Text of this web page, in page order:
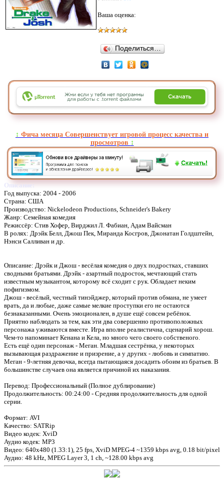
Ваша оценка:
Поделиться…
↕️ Фича месяца Совершенствует игровой процесс качества и
просмотров ↕️
Описание:
Год выпуска: 2004 - 2006
Страна: США
Производство: Nickelodeon Productions, Schneider's Bakery
Жанр: Семейная комедия
Режиссёр: Стив Хофер, Вирджил Л. Фабиан, Адам Вайсман
В ролях: Дрэйк Белл, Джош Пек, Миранда Косгров, Джонатан Голдштейн,
Нэнси Салливан и др.
Описание: Дрэйк и Джош - весёлая комедия о двух подростках, ставших
сводными братьями. Дрэйк - азартный подросток, мечтающий стать
известным музыкантом, которому всё сходит с рук. Обладает неким
пофигизмом.
Джош - весёлый, честный тинэйджер, который против обмана, не умеет
врать, да и любые, даже самые мелкие проступки его не остаются
безнаказанными. Очень эмоционален, в душе ещё совсем ребёнок.
Приятно наблюдать за тем, как эти два совершенно противоположных
персонажа уживаются вместе. Игра вполне реалистична, сценарий хорош.
Чем-то напоминает Кенана и Кела, но много чего своего собственого.
Есть ещё один персонаж - Меган. Младшая сестрёнка, у некоторых
вызывающая раздражение и призрение, а у других - любовь и симпатию.
Меган - 9-летняя девочка, всегда пытающаяся досадить обоим из братьев. В
большинстве случаев она является причиной их наказания.
Перевод: Профессиональный (Полное дублирование)
Продолжительность: 00:24:00 - Средняя продолжительность для одной
серии.
Формат: AVI
Качество: SATRip
Видео кодек: XviD
Аудио кодек: MP3
Видео: 640x480 (1.33:1), 25 fps, XviD MPEG-4 ~1359 kbps avg, 0.18 bit/pixel
Аудио: 48 kHz, MPEG Layer 3, 1 ch, ~128.00 kbps avg